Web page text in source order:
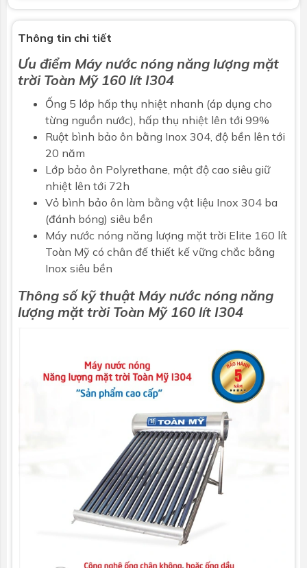
chống ăn
mòn
Bảo hành 5 năm
Thu nhiệt
Ống thủy tinh chân không 3 lớp: - Lớp
truyền nhiệt - Lớp hấp thụ nhiệt - Lớp
Chiều dài 1800mm
Đường kính 58mm
Thông tin chi tiết
Ưu điểm Máy nước nóng năng lượng mặt
trờiToàn Mỹ 160 lít I304
Ống 5 lớp hấp thụ nhiệt nhanh (áp dụng cho
từng nguồn nước), hấp thụ nhiệt lên tới 99%
Ruột bình bảo ôn bằng Inox 304, độ bền lên tới
20 năm
Lớp bảo ôn Polyrethane, mật độ cao siêu giữ
nhiệt lên tới 72h
Vỏ bình bảo ôn làm bằng vật liệu Inox 304 ba
(đánh bóng) siêu bền
Máy nước nóng năng lượng mặt trời Elite 160 lít
Toàn Mỹ có chân đế thiết kế vững chắc bằng
Inox siêu bền
Thông số kỹ thuật Máy nước nóng năng
lượng mặt trời Toàn Mỹ160 lít I304